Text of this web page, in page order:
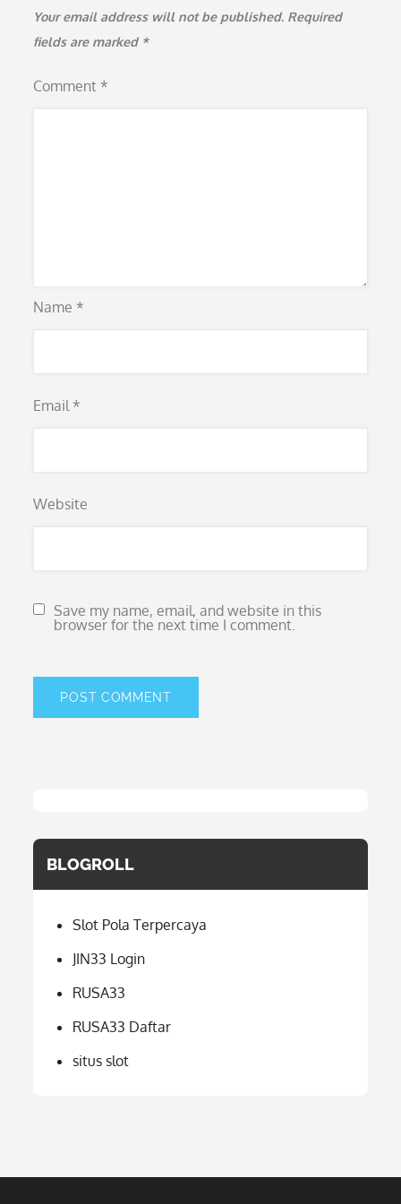
Your email address will not be published. Required
fields are marked *
Comment *
Name *
Email *
Website
Save my name, email, and website in this
browser for the next time I comment.
BLOGROLL
Slot Pola Terpercaya
JIN33 Login
RUSA33
RUSA33 Daftar
situs slot